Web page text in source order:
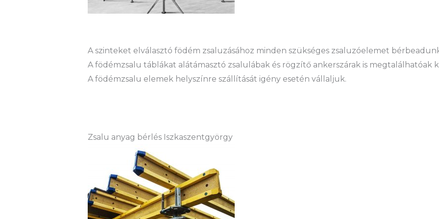
A szinteket elválasztó födém zsaluzásához minden szükséges zsaluzóelemet
A födémzsalu táblákat alátámasztó zsalulábak és rögzítő ankerszárak is megtalálhatóak
A födémzsalu elemek helyszínre szállítását igény esetén vállaljuk.
Zsalu anyag bérlés Iszkaszentgyörgy